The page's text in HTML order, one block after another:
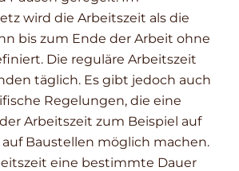
wird die Arbeitszeit als die
bis zum Ende der Arbeit ohne
Die reguläre Arbeitszeit
täglich. Es gibt jedoch auch
Regelungen, die eine
Arbeitszeit zum Beispiel auf
Baustellen möglich machen.
eine bestimmte Dauer